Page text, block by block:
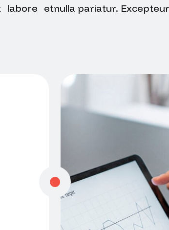
labore etnulla pariatur.